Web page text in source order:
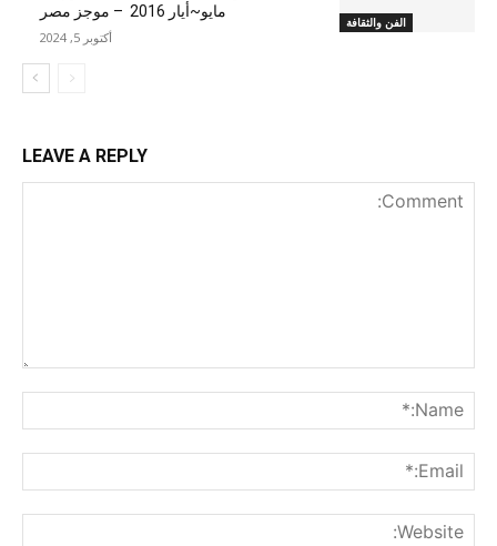
الفن والثقافة
مايو~أيار 2016 – موجز مصر
أكتوبر 5, 2024
LEAVE A REPLY